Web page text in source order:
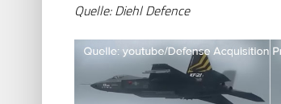
Quelle: Diehl Defence